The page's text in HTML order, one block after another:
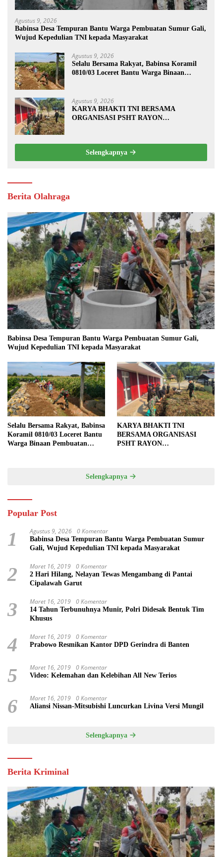
Agustus 9, 2026
Babinsa Desa Tempuran Bantu Warga Pembuatan Sumur Gali,
Wujud Kepedulian TNI kepada Masyarakat
Agustus 9, 2026
Selalu Bersama Rakyat, Babinsa Koramil
0810/03 Loceret Bantu Warga Binaan
Agustus 9, 2026
KARYA BHAKTI TNI BERSAMA
ORGANISASI PSHT RAYON
KEMANUNGGALAN TNI-RAKYAT
Selengkapnya
Berita Olahraga
Babinsa Desa Tempuran Bantu Warga Pembuatan Sumur Gali,
Wujud Kepedulian TNI kepada Masyarakat
Selalu Bersama Rakyat, Babinsa
Koramil 0810/03 Loceret Bantu
Warga Binaan Pembuatan
KARYA BHAKTI TNI
BERSAMA ORGANISASI
PSHT RAYON
KEMANUNGGALAN TNI-
Selengkapnya
Popular Post
1 Agustus 9, 2026 0 Komentar
Babinsa Desa Tempuran Bantu Warga Pembuatan Sumur
Gali, Wujud Kepedulian TNI kepada Masyarakat
2 Maret 16, 2019 0 Komentar
2 Hari Hilang, Nelayan Tewas Mengambang di Pantai
Cipalawah Garut
3 Maret 16, 2019 0 Komentar
14 Tahun Terbunuhnya Munir, Polri Didesak Bentuk Tim
Khusus
4 Maret 16, 2019 0 Komentar
Prabowo Resmikan Kantor DPD Gerindra di Banten
5 Maret 16, 2019 0 Komentar
Video: Kelemahan dan Kelebihan All New Terios
6 Maret 16, 2019 0 Komentar
Aliansi Nissan-Mitsubishi Luncurkan Livina Versi Mungil
Selengkapnya
Berita Kriminal